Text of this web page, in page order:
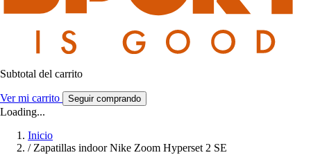
Subtotal del carrito
Ver mi carrito Seguir comprando
Loading...
Inicio
/ Zapatillas indoor Nike Zoom Hyperset 2 SE